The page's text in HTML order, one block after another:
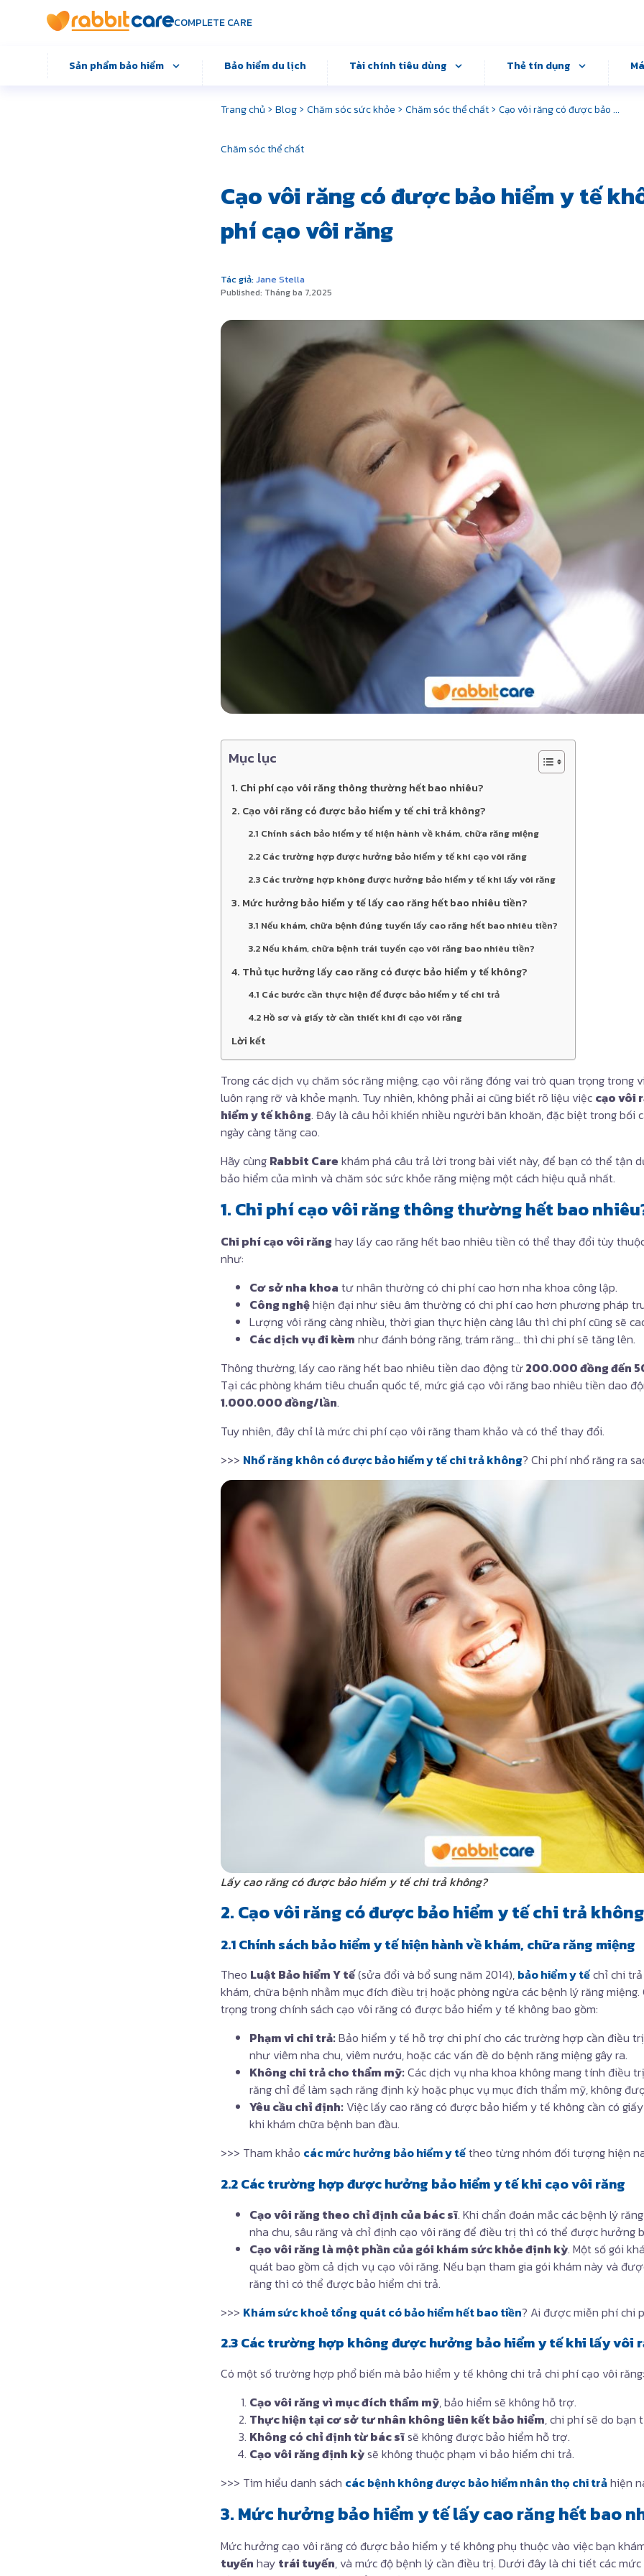
COMPLETE CARE
Sản phẩm bảo hiểm Bảo hiểm du lịch Tài chính tiêu dùng Thẻ tín dụng
Trang chủ › Blog› Chăm sóc sức khỏe › Chăm sóc thể chất› Cạo vôi răng có được bảo ...
Chăm sóc thể chất
Cạo vôi răng có được bảo hiểm y tế
phí cạo vôi răng
Tác giả:Jane Stella
Published: Tháng ba 7,2025
Mục lục
1. Chi phí cạo vôi răng thông thường hết bao nhiêu?
2. Cạo vôi răng có được bảo hiểm y tế chi trả không?
2.1 Chính sách bảo hiểm y tế hiện hành về khám, chữa răng miệng
2.2 Các trường hợp được hưởng bảo hiểm y tế khi cạo vôi răng
2.3 Các trường hợp không được hưởng bảo hiểm y tế khi lấy vôi răng
3. Mức hưởng bảo hiểm y tế lấy cao răng hết bao nhiêu tiền?
3.1 Nếu khám, chữa bệnh đúng tuyến lấy cao răng hết bao nhiêu tiền?
3.2 Nếu khám, chữa bệnh trái tuyến cạo vôi răng bao nhiêu tiền?
4. Thủ tục hưởng lấy cao răng có được bảo hiểm y tế không?
4.1 Các bước cần thực hiện để được bảo hiểm y tế chi trả
4.2 Hồ sơ và giấy tờ cần thiết khi đi cạo vôi răng
Lời kết
Trong các dịch vụ chăm sóc răng miệng, cạo vôi răng đóng vai trò quan trọng trong
luôn rạng rỡ và khỏe mạnh. Tuy nhiên, không phải ai cũng biết rõ liệu việc cạo vôi
hiểm y tế không. Đây là câu hỏi khiến nhiều người băn khoăn, đặc biệt trong bối
ngày càng tăng cao.
Hãy cùng Rabbit Care khám phá câu trả lời trong bài viết này, để bạn có thể tận
bảo hiểm của mình và chăm sóc sức khỏe răng miệng một cách hiệu quả nhất.
1. Chi phí cạo vôi răng thông thường hết bao
Chi phí cạo vôi răng hay lấy cao răng hết bao nhiêu tiền có thể thay đổi tùy
như:
Cơ sở nha khoa tư nhân thường có chi phí cao hơn nha khoa công lập.
Công nghệhiện đại như siêu âm thường có chi phí cao hơn phương pháp
Lượng vôi răng càng nhiều, thời gian thực hiện càng lâu thì chi phí cũng sẽ
Các dịch vụ đi kèm như đánh bóng răng, trám răng… thì chi phí sẽ tăng lên.
Thông thường, lấy cao răng hết bao nhiêu tiền dao động từ200.000 đồng đến
Tại các phòng khám tiêu chuẩn quốc tế, mức giá cạo vôi răng bao nhiêu tiền dao
1.000.000 đồng/lần.
Tuy nhiên, đây chỉ là mức chi phí cạo vôi răng tham khảo và có thể thay đổi.
>>> Nhổ răng khôn có được bảo hiểm y tế chi trả không? Chi phí nhổ răng ra
Lấy cao răng có được bảo hiểm y tế chi trả không?
2. Cạo vôi răng có được bảo hiểm y tế chi trả
2.1 Chính sách bảo hiểm y tế hiện hành về khám, chữa răng miệng
Theo Luật Bảo hiểm Y tế(sửa đổi và bổ sung năm 2014), bảo hiểm y tếchỉ chi
khám, chữa bệnh nhằm mục đích điều trị hoặc phòng ngừa các bệnh lý răng miệng.
trọng trong chính sách cạo vôi răng có được bảo hiểm y tế không bao gồm:
Phạm vi chi trả:Bảo hiểm y tế hỗ trợ chi phí cho các trường hợp cần điều
như viêm nha chu, viêm nướu, hoặc các vấn đề do bệnh răng miệng gây ra.
Không chi trả cho thẩm mỹ:Các dịch vụ nha khoa không mang tính điều
răng chỉ để làm sạch răng định kỳ hoặc phục vụ mục đích thẩm mỹ, không
Yêu cầu chỉ định: Việc lấy cao răng có được bảo hiểm y tế không cần có
khi khám chữa bệnh ban đầu.
>>> Tham khảo các mức hưởng bảo hiểm y tếtheo từng nhóm đối tượng hiện
2.2 Các trường hợp được hưởng bảo hiểm y tế khi cạo vôi răng
Cạo vôi răng theo chỉ định của bác sĩ. Khi chẩn đoán mắc các bệnh lý
nha chu, sâu răng và chỉ định cạo vôi răng để điều trị thì có thể được hưởng
Cạo vôi răng là một phần của gói khám sức khỏe định kỳ. Một số gói
quát bao gồm cả dịch vụ cạo vôi răng. Nếu bạn tham gia gói khám này và
răng thì có thể được bảo hiểm chi trả.
>>> Khám sức khoẻ tổng quát có bảo hiểm hết bao tiền? Ai được miễn phí chi
2.3 Các trường hợp không được hưởng bảo hiểm y tế khi lấy vôi
Có một số trường hợp phổ biến mà bảo hiểm y tế không chi trả chi phí cạo vôi răng:
Cạo vôi răng vì mục đích thẩm mỹ, bảo hiểm sẽ không hỗ trợ.
Thực hiện tại cơ sở tư nhân không liên kết bảo hiểm, chi phí sẽ do bạn
Không có chỉ định từ bác sĩsẽ không được bảo hiểm hỗ trợ.
Cạo vôi răng định kỳsẽ không thuộc phạm vi bảo hiểm chi trả.
>>> Tìm hiểu danh sách các bệnh không được bảo hiểm nhân thọ chi trảhiện
3. Mức hưởng bảo hiểm y tế lấy cao răng hết bao
Mức hưởng cạo vôi răng có được bảo hiểm y tế không phụ thuộc vào việc bạn
tuyến hay trái tuyến, và mức độ bệnh lý cần điều trị. Dưới đây là chi tiết các